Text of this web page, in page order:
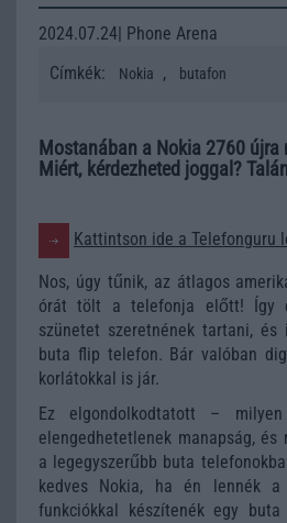
2024.07.24| Phone Arena
Címkék:
Nokia , butafon
Mostanában a Nokia 2760 újra
Miért, kérdezheted joggal?
Kattintson ide a Telefonguru
Nos, úgy tűnik, az átlagos
órát tölt a telefonja előtt! Így
szünetet szeretnének tartani,
buta flip telefon. Bár valóban
korlátokkal is jár.
Ez elgondolkodtatott –
elengedhetetlenek manapság, és
a legegyszerűbb buta
kedves Nokia, ha én lennék a
funkciókkal készítenék egy